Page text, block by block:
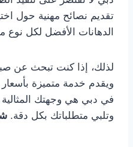
تقديم نصائح مهنية حول
الدهانات الأفضل لكل نوع
لذلك، إذا كنت تبحث عن
ويقدم خدمة متميزة
في دبي هي وجهتك
وتلبي متطلباتك بكل دقة.